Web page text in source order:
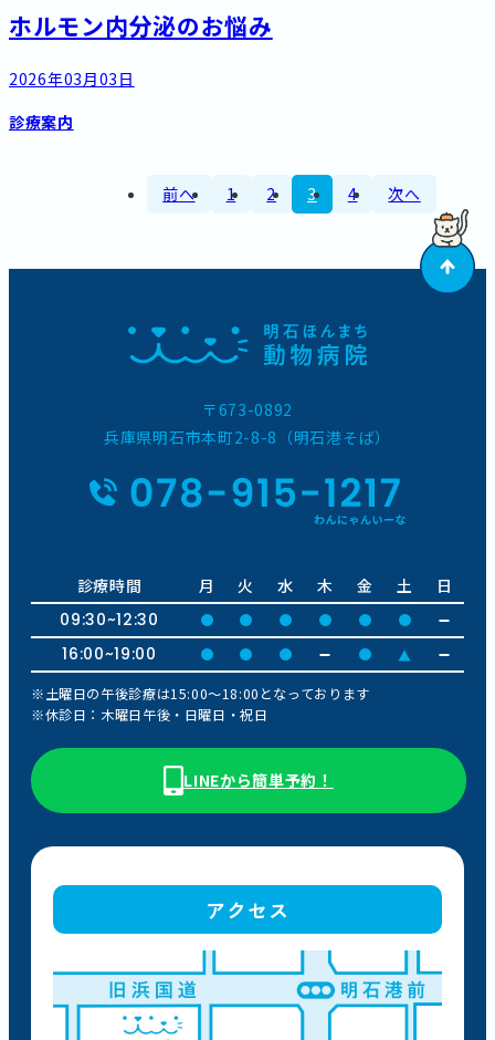
ホルモン内分泌のお悩み
2026年03月03日
診療案内
前へ 1 2 3 4 次へ
〒673-0892
兵庫県明石市本町2-8-8（明石港そば）
診療時間 月 火 水 木 金 土
日
09:30~12:30
16:00~19:00
※土曜日の午後診療は15:00〜18:00となっております
※休診日：木曜日午後・日曜日・祝日
LINEから簡単予約！
アクセス